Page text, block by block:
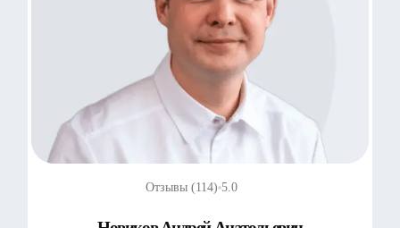
Отзывы (114) 5.0